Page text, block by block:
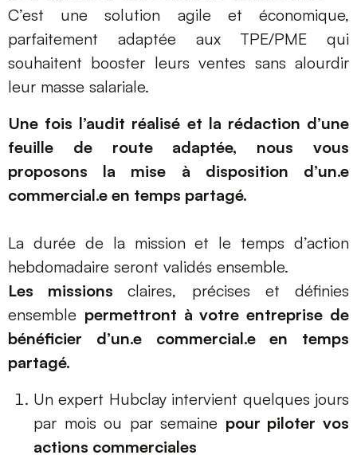
C’est une solution agile et économique,
parfaitement adaptée aux TPE/PME qui
souhaitent booster leurs ventes sans alourdir
leur masse salariale.
Une fois l’audit réalisé et la rédaction d’une
feuille de route adaptée, nous vous
proposons la mise à disposition d’un.e
commercial.e en temps partagé.
La durée de la mission et le temps d’action
hebdomadaire seront validés ensemble.
Les missionsclaires, précises et définies
ensemble permettront à votre entreprise de
bénéficier d’un.e commercial.e en temps
partagé.
Un expert Hubclay intervient quelques jours
par mois ou par semaine pour piloter vos
actions commerciales